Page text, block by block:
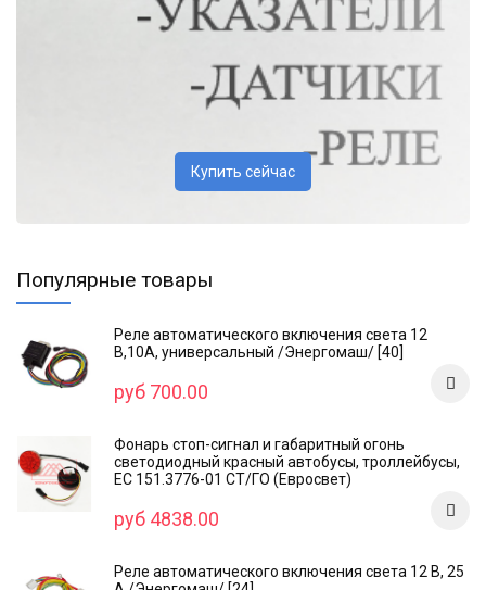
Купить сейчас
Популярные товары
Реле автоматического включения света 12
В,10А, универсальный /Энергомаш/ [40]
руб 700.00
Фонарь стоп-сигнал и габаритный огонь
светодиодный красный автобусы, троллейбусы,
ЕС 151.3776-01 СТ/ГО (Евросвет)
руб 4838.00
Реле автоматического включения света 12 В, 25